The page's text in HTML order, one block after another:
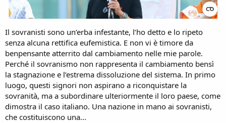
Il sovranisti sono un’erba infestante, l’ho detto e lo ripeto
senza alcuna rettifica eufemistica. E non vi è timore da
benpensante atterrito dal cambiamento nelle mie parole.
Perché il sovranismo non rappresenta il cambiamento bensì
la stagnazione e l’estrema dissoluzione del sistema. In primo
luogo, questi signori non aspirano a riconquistare la
sovranità, ma a subordinare ulteriormente il loro paese, come
dimostra il caso italiano. Una nazione in mano ai sovranisti,
che costituiscono una...